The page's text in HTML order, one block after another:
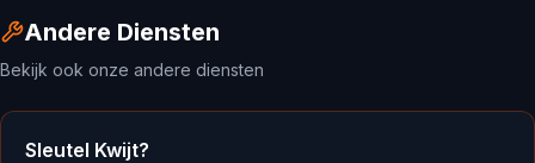
Andere Diensten
Bekijk ook onze andere diensten
Sleutel Kwijt?